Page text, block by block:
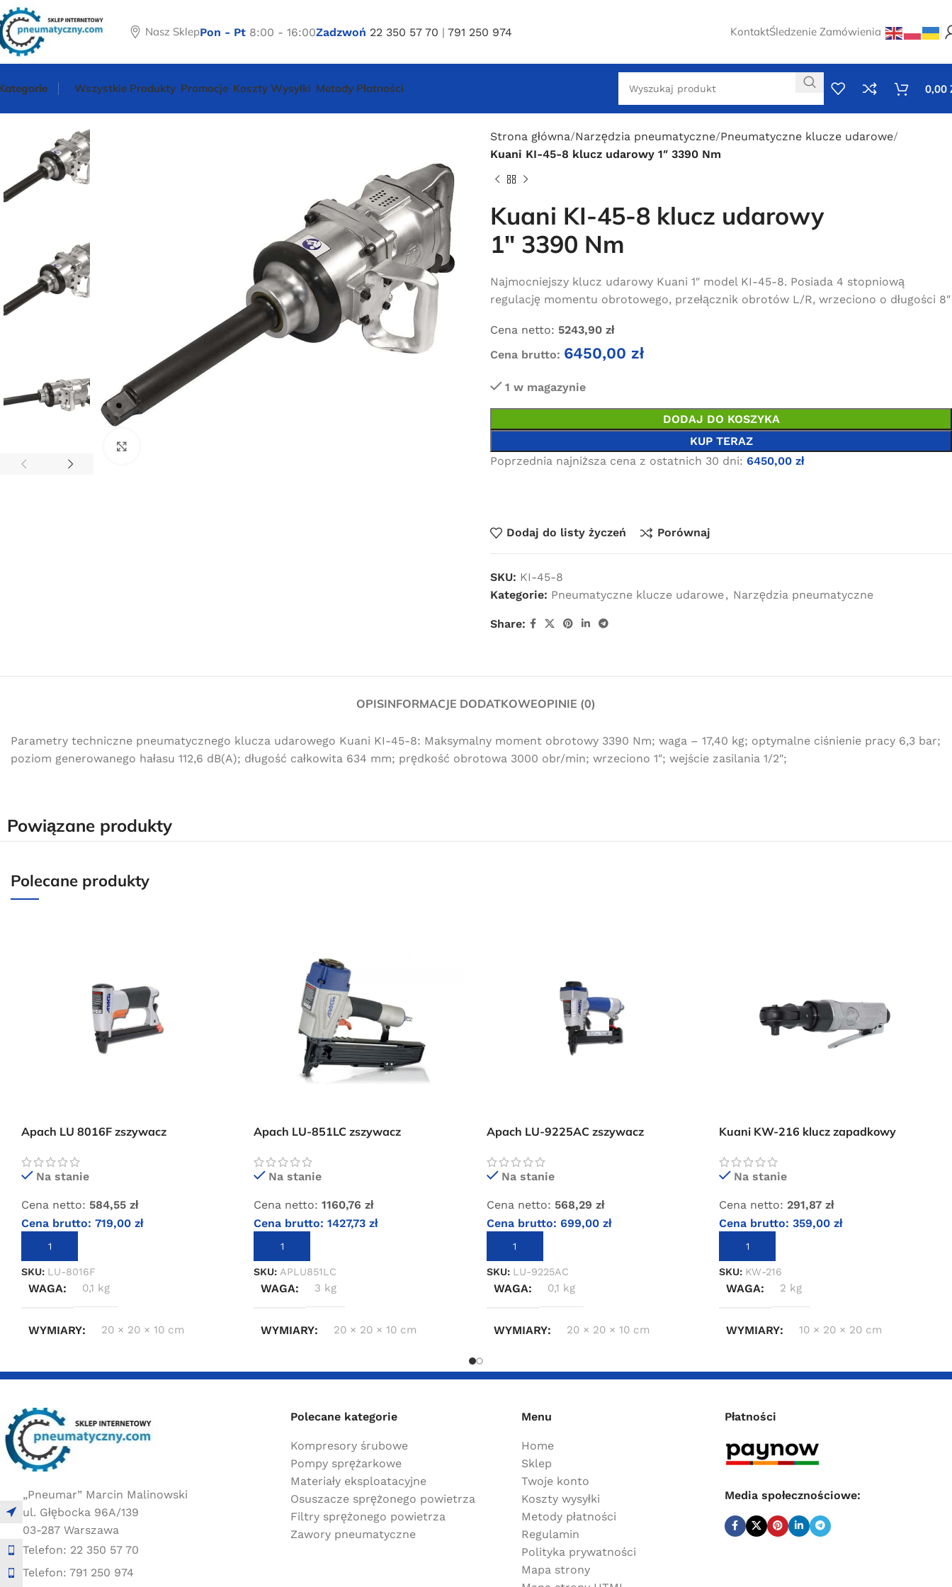
Nasz SklepPon - Pt 8:00 - 16:00Zadzwoń 22 350 57 70 |791 250 974 KontaktŚledzenie Zamówienia
Wszystkie Produkty Promocje Koszty Wysyłki Metody Płatności 0,00
Strona główna Narzędzia pneumatyczne Pneumatyczne klucze udarowe
Kuani KI-45-8 klucz udarowy 1″ 3390 Nm
Kuani KI-45-8 klucz udarowy
1″ 3390 Nm
Najmocniejszy klucz udarowy Kuani 1″ model KI-45-8. Posiada 4 stopniową
regulację momentu obrotowego, przełącznik obrotów L/R, wrzeciono o długości 8″
Cena netto: 5243,90 zł
Cena brutto: 6450,00 zł
1 w magazynie
DODAJ DO KOSZYKA
KUP TERAZ
Poprzednia najniższa cena z ostatnich 30 dni: 6450,00 zł
Dodaj do listy życzeń Porównaj
SKU: KI-45-8
Kategorie: Pneumatyczne klucze udarowe, Narzędzia pneumatyczne
Share:
OPISINFORMACJE DODATKOWEOPINIE (0)
Parametry techniczne pneumatycznego klucza udarowego Kuani KI-45-8: Maksymalny moment obrotowy 3390 Nm; waga – 17,40 kg; optymalne ciśnienie pracy 6,3 bar;
poziom generowanego hałasu 112,6 dB(A); długość całkowita 634 mm; prędkość obrotowa 3000 obr/min; wrzeciono 1″; wejście zasilania 1/2″;
Powiązane produkty
Polecane produkty
Apach LU 8016F zszywacz
Na stanie
Cena netto: 584,55 zł
Cena brutto: 719,00 zł
DODAJ DO KOSZYKA
SKU: LU-8016F
WAGA 0,1 kg
WYMIARY 20 × 20 × 10 cm
Apach LU-851LC zszywacz
Na stanie
Cena netto: 1160,76zł
Cena brutto:1427,73zł
DODAJ DO KOSZYKA
SKU:APLU851LC
WAGA 3 kg
WYMIARY 20 × 20 × 10 cm
Apach LU-9225AC zszywacz
Na stanie
Cena netto: 568,29 zł
Cena brutto: 699,00 zł
DODAJ DO KOSZYKA
SKU: LU-9225AC
WAGA 0,1 kg
WYMIARY 20 × 20 × 10 cm
Kuani KW-216 klucz zapadkowy
Na stanie
Cena netto: 291,87zł
Cena brutto:359,00zł
DODAJ DO KOSZYKA
SKU: KW-216
WAGA 2 kg
WYMIARY 10 × 20 × 20 cm
„Pneumar” Marcin Malinowski
ul. Głębocka 96A/139
03-287 Warszawa
Telefon: 22 350 57 70
Telefon: 791 250 974
Polecane kategorie
Kompresory śrubowe
Pompy sprężarkowe
Materiały eksploatacyjne
Osuszacze sprężonego powietrza
Filtry sprężonego powietrza
Zawory pneumatyczne
Menu
Home
Sklep
Twoje konto
Koszty wysyłki
Metody płatności
Regulamin
Polityka prywatności
Mapa strony
Płatności
Media społecznościowe: